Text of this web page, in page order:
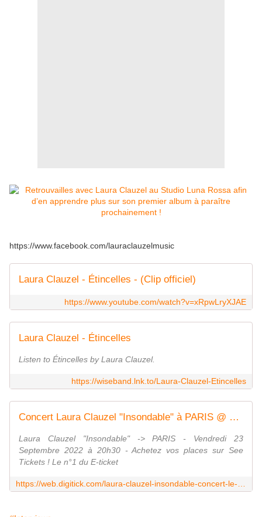
https://www.facebook.com/lauraclauzelmusic
Laura Clauzel - Étincelles - (Clip officiel)
https://www.youtube.com/watch?v=xRpwLryXJAE
Laura Clauzel - Étincelles
Listen to Étincelles by Laura Clauzel.
https://wiseband.lnk.to/Laura-Clauzel-Etincelles
Concert Laura Clauzel "Insondable" à PARIS @ LE PAN PIPER - Billets & Places
Laura Clauzel "Insondable" -> PARIS - Vendredi 23
Septembre 2022 à 20h30 - Achetez vos places sur See
Tickets ! Le n°1 du E-ticket